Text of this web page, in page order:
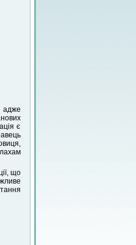
адже
є
що